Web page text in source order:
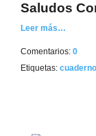
Saludos
Leer más…
Comentarios: 0
Etiquetas: